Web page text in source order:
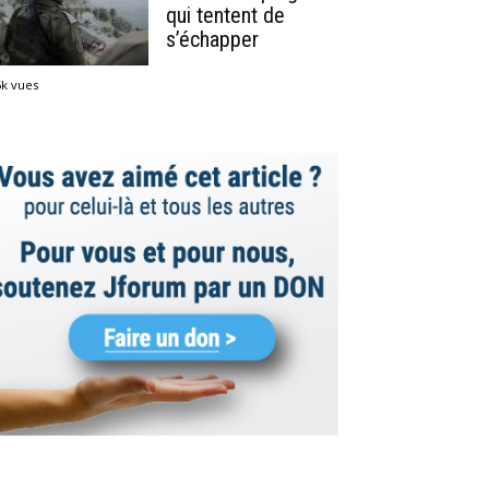
qui tentent de
s’échapper
vues